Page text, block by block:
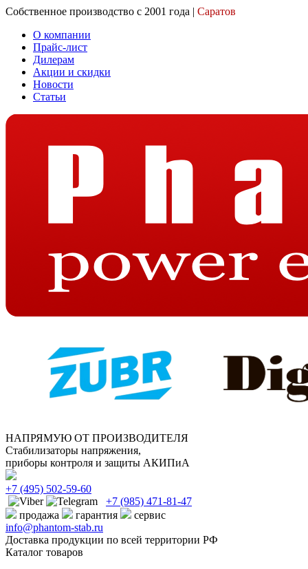
Собственное производство с 2001 года | Саратов
О компании
Прайс-лист
Дилерам
Акции и скидки
Новости
Статьи
НАПРЯМУЮ ОТ ПРОИЗВОДИТЕЛЯ
Стабилизаторы напряжения,
приборы контроля и защиты АКИПиА
+7 (495) 502-59-60
+7 (985) 471-81-47
продажа
гарантия
сервис
info@phantom-stab.ru
Доставка продукции по всей территории РФ
Каталог товаров